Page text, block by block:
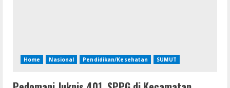
Home Nasional Pendidikan/Kesehatan SUMUT